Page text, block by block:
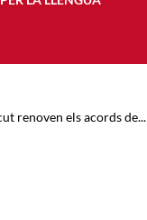
renoven els acords de...